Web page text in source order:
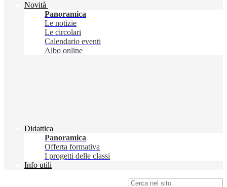
Novità
Panoramica
Le notizie
Le circolari
Calendario eventi
Albo online
Didattica
Panoramica
Offerta formativa
I progetti delle classi
Info utili